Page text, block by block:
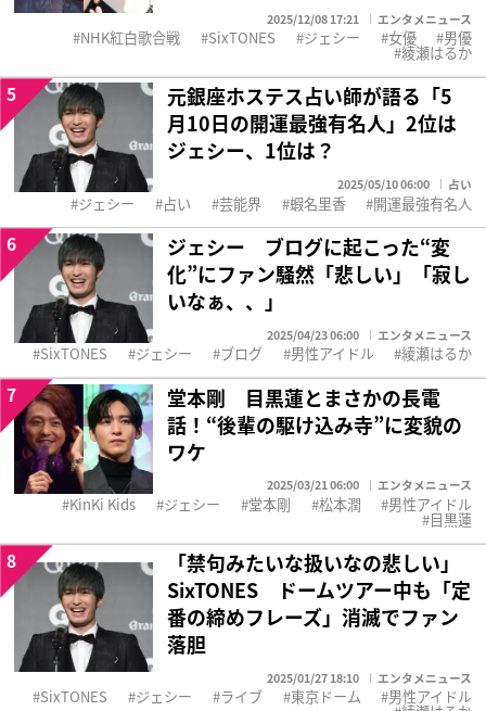
2025/12/08 17:21 エンタメニュース
NHK紅白歌合戦 SixTONES ジェシー 女優 男優
綾瀬はるか
元銀座ホステス占い師が語る「5
月10日の開運最強有名人」2位は
ジェシー、1位は？
2025/05/10 06:00 占い
5
ジェシー 占い 芸能界 蝦名里香 開運最強有名人
ジェシー ブログに起こった“変
化”にファン騒然「悲しい」「寂し
いなぁ、、」
2025/04/23 06:00 エンタメニュース
6
SixTONES ジェシー ブログ 男性アイドル 綾瀬はるか
堂本剛 目黒蓮とまさかの長電
話！“後輩の駆け込み寺”に変貌の
ワケ
2025/03/21 06:00 エンタメニュース
7
KinKi Kids ジェシー 堂本剛 松本潤 男性アイドル
目黒蓮
「禁句みたいな扱いなの悲しい」
SixTONES ドームツアー中も「定
番の締めフレーズ」消滅でファン
落胆
2025/01/27 18:10 エンタメニュース
8
SixTONES ジェシー ライブ 東京ドーム 男性アイドル